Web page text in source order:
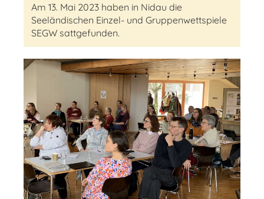
Am 13. Mai 2023 haben in Nidau die
Seeländischen Einzel- und Gruppenwettspiele
SEGW sattgefunden.